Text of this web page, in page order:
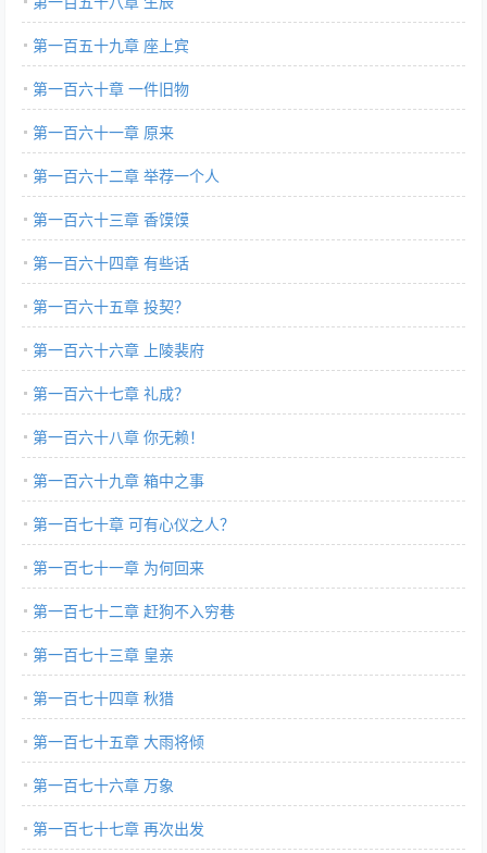
第一百五十九章 座上宾
第一百六十章 一件旧物
第一百六十一章 原来
第一百六十二章 举荐一个人
第一百六十三章 香馍馍
第一百六十四章 有些话
第一百六十五章 投契？
第一百六十六章 上陵裴府
第一百六十七章 礼成？
第一百六十八章 你无赖！
第一百六十九章 箱中之事
第一百七十章 可有心仪之人？
第一百七十一章 为何回来
第一百七十二章 赶狗不入穷巷
第一百七十三章 皇亲
第一百七十四章 秋猎
第一百七十五章 大雨将倾
第一百七十六章 万象
第一百七十七章 再次出发